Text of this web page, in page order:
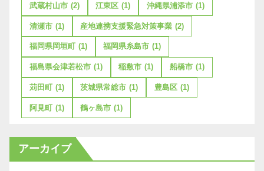
武蔵村山市 (2) 江東区 (1) 沖縄県浦添市 (1)
清瀬市 (1) 産地連携支援緊急対策事業 (2)
福岡県岡垣町 (1) 福岡県糸島市 (1)
福島県会津若松市 (1) 稲敷市 (1) 船橋市 (1)
苅田町 (1) 茨城県常総市 (1) 豊島区 (1)
阿見町 (1) 鶴ヶ島市 (1)
アーカイブ